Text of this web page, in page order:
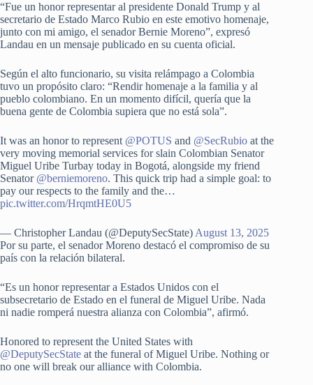
“Fue un honor representar al presidente Donald Trump y al
secretario de Estado Marco Rubio en este emotivo homenaje,
junto con mi amigo, el senador Bernie Moreno”, expresó
Landau en un mensaje publicado en su cuenta oficial.
Según el alto funcionario, su visita relámpago a Colombia
tuvo un propósito claro: “Rendir homenaje a la familia y al
pueblo colombiano. En un momento difícil, quería que la
buena gente de Colombia supiera que no está sola”.
It was an honor to represent @POTUS and @SecRubio at the
very moving memorial services for slain Colombian Senator
Miguel Uribe Turbay today in Bogotá, alongside my friend
Senator @berniemoreno. This quick trip had a simple goal: to
pay our respects to the family and the…
pic.twitter.com/HrqmtHE0U5
— Christopher Landau (@DeputySecState) August 13, 2025
Por su parte, el senador Moreno destacó el compromiso de su
país con la relación bilateral.
“Es un honor representar a Estados Unidos con el
subsecretario de Estado en el funeral de Miguel Uribe. Nada
ni nadie romperá nuestra alianza con Colombia”, afirmó.
Honored to represent the United States with
@DeputySecState at the funeral of Miguel Uribe. Nothing or
no one will break our alliance with Colombia.